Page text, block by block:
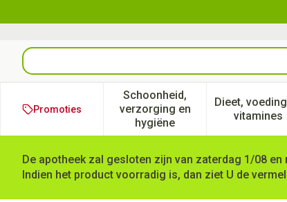
Product, merk, categorie...
Promoties
Schoonheid,
verzorging en
hygiëne
Toon submenu voor
Dieet,
vitamines
Toon
De apotheek zal gesloten zijn van zaterdag 1/08
Indien het product voorradig is, dan ziet U de